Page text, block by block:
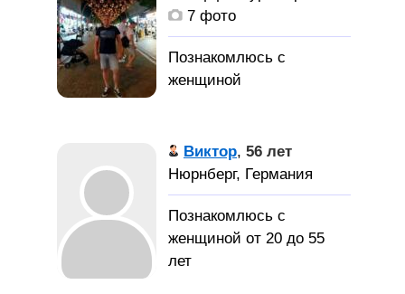
7 фото
данный момент живу и
работаю в Германии.
Виктор, 56 лет
Нюрнберг, Германия
Познакомлюсь с
женщиной от 20 до 55
лет